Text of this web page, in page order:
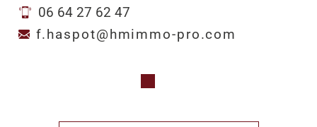
06 64 27 62 47
f.haspot@hmimmo-pro.com